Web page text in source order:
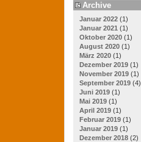
Archive
Januar 2022 (1)
Januar 2021 (1)
Oktober 2020 (1)
August 2020 (1)
März 2020 (1)
Dezember 2019 (1)
November 2019 (1)
September 2019 (4)
Juni 2019 (1)
Mai 2019 (1)
April 2019 (1)
Februar 2019 (1)
Januar 2019 (1)
Dezember 2018 (2)